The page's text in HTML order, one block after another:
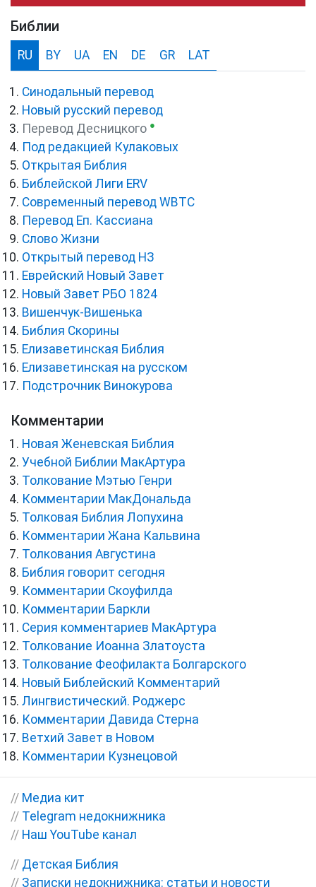
Библии
RU BY UA EN DE GR LAT
Синодальный перевод
Новый русский перевод
Перевод Десницкого ●
Под редакцией Кулаковых
Открытая Библия
Библейской Лиги ERV
Cовременный перевод WBTC
Перевод Еп. Кассиана
Слово Жизни
Открытый перевод НЗ
Еврейский Новый Завет
Новый Завет РБО 1824
Вишенчук-Вишенька
Библия Скорины
Елизаветинская Библия
Елизаветинская на русском
Подстрочник Винокурова
Комментарии
Новая Женевская Библия
Учебной Библии МакАртура
Толкование Мэтью Генри
Комментарии МакДональда
Толковая Библия Лопухина
Комментарии Жана Кальвина
Толкования Августина
Библия говорит сегодня
Комментарии Скоуфилда
Комментарии Баркли
Серия комментариев МакАртура
Толкование Иоанна Златоуста
Толкование Феофилакта Болгарского
Новый Библейский Комментарий
Лингвистический. Роджерс
Комментарии Давида Стерна
Ветхий Завет в Новом
Комментарии Кузнецовой
// Медиа кит
// Telegram недокнижника
// Наш YouTube канал
// Детская Библия
// Записки недокнижника: статьи и новости